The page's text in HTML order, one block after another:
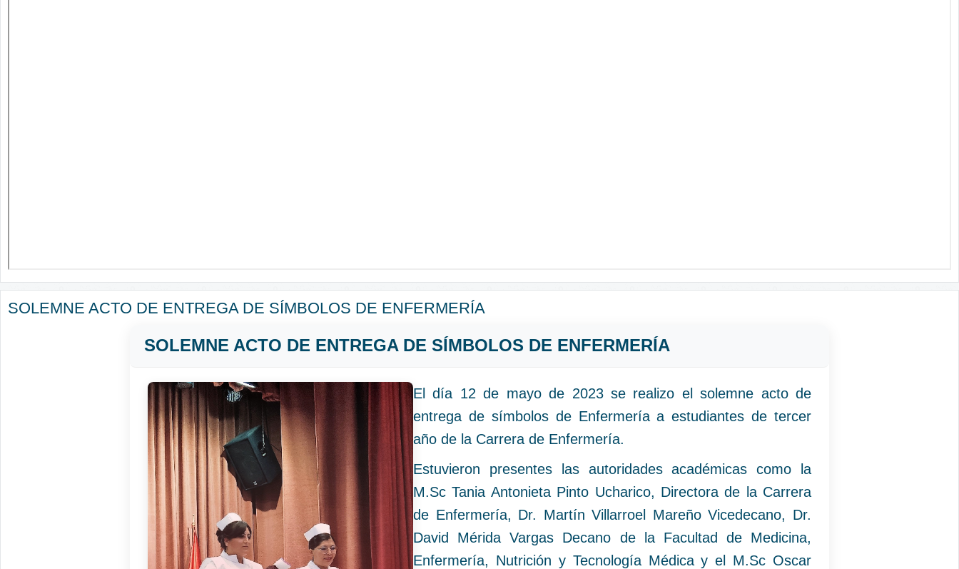
SOLEMNE ACTO DE ENTREGA DE SÍMBOLOS DE ENFERMERÍA
SOLEMNE ACTO DE ENTREGA DE SÍMBOLOS DE ENFERMERÍA
El día 12 de mayo de 2023 se realizo el solemne acto de
entrega de símbolos de Enfermería a estudiantes de tercer
año de la Carrera de Enfermería.
Estuvieron presentes las autoridades académicas como la
M.Sc Tania Antonieta Pinto Ucharico, Directora de la Carrera
de Enfermería, Dr. Martín Villarroel Mareño Vicedecano, Dr.
David Mérida Vargas Decano de la Facultad de Medicina,
Enfermería, Nutrición y Tecnología Médica y el M.Sc Oscar